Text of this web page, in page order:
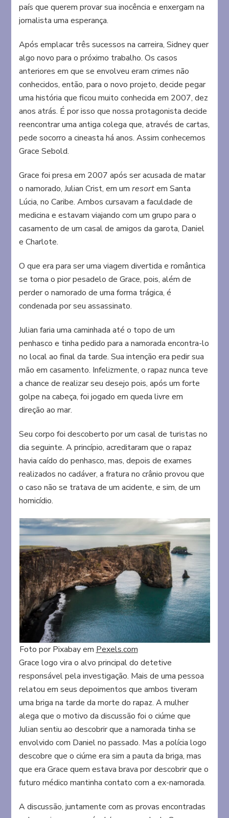
país que querem provar sua inocência e enxergam na
jornalista uma esperança.
Após emplacar três sucessos na carreira, Sidney quer
algo novo para o próximo trabalho. Os casos
anteriores em que se envolveu eram crimes não
conhecidos, então, para o novo projeto, decide pegar
uma história que ficou muito conhecida em 2007, dez
anos atrás. É por isso que nossa protagonista decide
reencontrar uma antiga colega que, através de cartas,
pede socorro a cineasta há anos. Assim conhecemos
Grace Sebold.
Grace foi presa em 2007 após ser acusada de matar
o namorado, Julian Crist, em umresortem Santa
Lúcia, no Caribe. Ambos cursavam a faculdade de
medicina e estavam viajando com um grupo para o
casamento de um casal de amigos da garota, Daniel
e Charlote.
O que era para ser uma viagem divertida e romântica
se torna o pior pesadelo de Grace, pois, além de
perder o namorado de uma forma trágica, é
condenada por seu assassinato.
Julian faria uma caminhada até o topo de um
penhasco e tinha pedido para a namorada encontra-lo
no local ao final da tarde. Sua intenção era pedir sua
mão em casamento. Infelizmente, o rapaz nunca teve
a chance de realizar seu desejo pois, após um forte
golpe na cabeça, foi jogado em queda livre em
direção ao mar.
Seu corpo foi descoberto por um casal de turistas no
dia seguinte. A princípio, acreditaram que o rapaz
havia caído do penhasco, mas, depois de exames
realizados no cadáver, a fratura no crânio provou que
o caso não se tratava de um acidente, e sim, de um
homicídio.
Foto por Pixabay em Pexels.com
Grace logo vira o alvo principal do detetive
responsável pela investigação. Mais de uma pessoa
relatou em seus depoimentos que ambos tiveram
uma briga na tarde da morte do rapaz. A mulher
alega que o motivo da discussão foi o ciúme que
Julian sentiu ao descobrir que a namorada tinha se
envolvido com Daniel no passado. Mas a polícia logo
descobre que o ciúme era sim a pauta da briga, mas
que era Grace quem estava brava por descobrir que o
futuro médico mantinha contato com a ex-namorada.
A discussão, juntamente com as provas encontradas